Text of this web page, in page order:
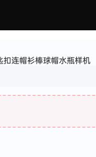
连帽衫棒球帽水瓶样机